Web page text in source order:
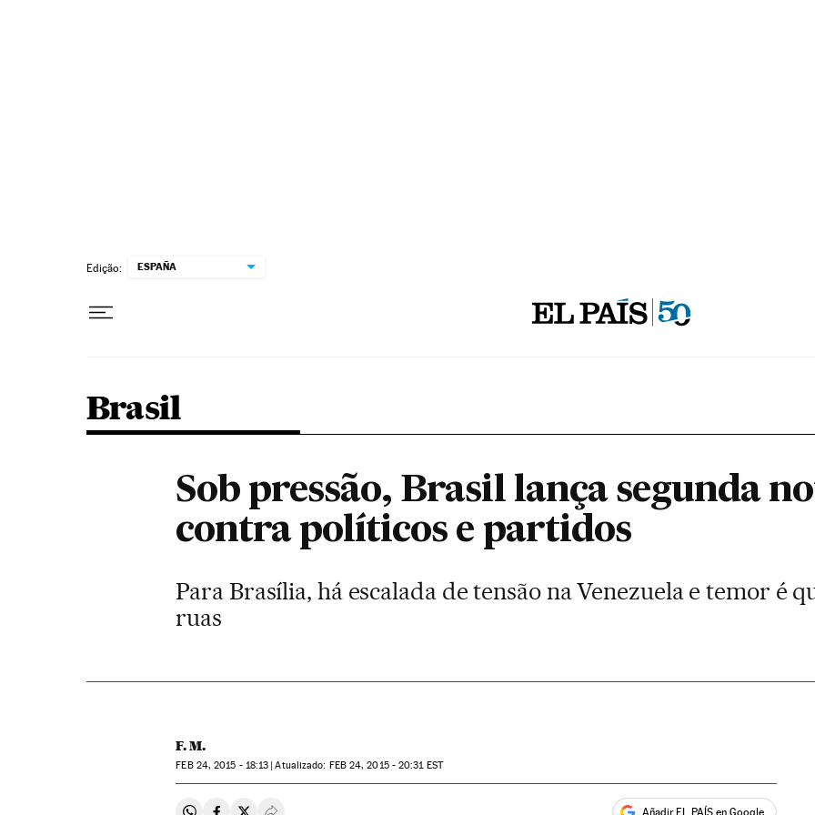
Edição: ESPAÑA
Brasil
Sob pressão, Brasil lança segunda
contra políticos e partidos
Para Brasília, há escalada de tensão na Venezuela e temor é
ruas
F. M.
FEB24, 2015 - 18:13 atualizado: FEB24, 2015 - 20:31EST
Añadir EL PAÍS en Google